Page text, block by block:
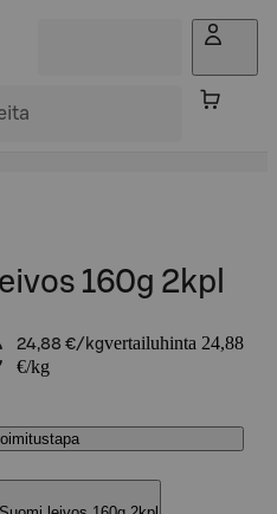
160g 2kpl
24,88 €/kgvertailuhinta 24,88
€/kg